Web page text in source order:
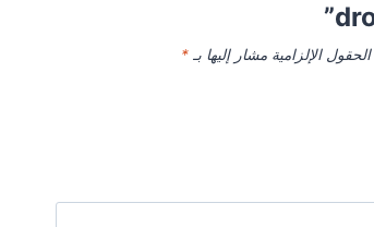
الحقول الإلزامية مشار إليها بـ*